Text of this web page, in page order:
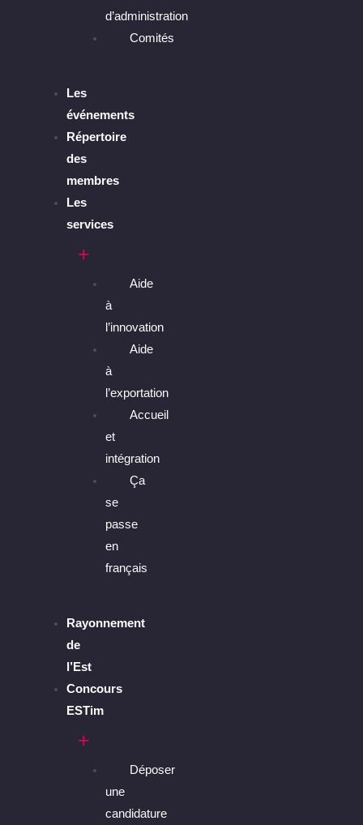
d’administration
Comités
Les
événements
Répertoire
des
membres
Les
services
Aide
à
l’innovation
Aide
à
l’exportation
Accueil
et
intégration
Ça
se
passe
en
français
Rayonnement
de
l’Est
Concours
ESTim
Déposer
une
candidature